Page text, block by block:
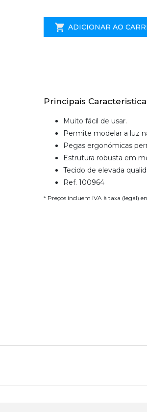
ADICIONAR AO
Principais
Muito fácil de usar.
Permite modelar a luz
Pegas ergonómicas
Estrutura robusta em
Tecido de elevada
Ref. 100964
* Preços incluem IVA à taxa (legal)